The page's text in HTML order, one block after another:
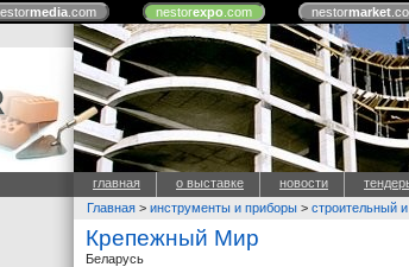
media.com nestorexpo.com nestormarket
главная о выставке новости
Главная > инструменты и приборы > строительный
Крепежный Мир
Беларусь